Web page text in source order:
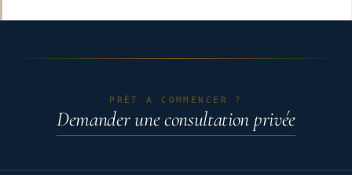
PRÊT À COMMENCER ?
Demander une consultation privée